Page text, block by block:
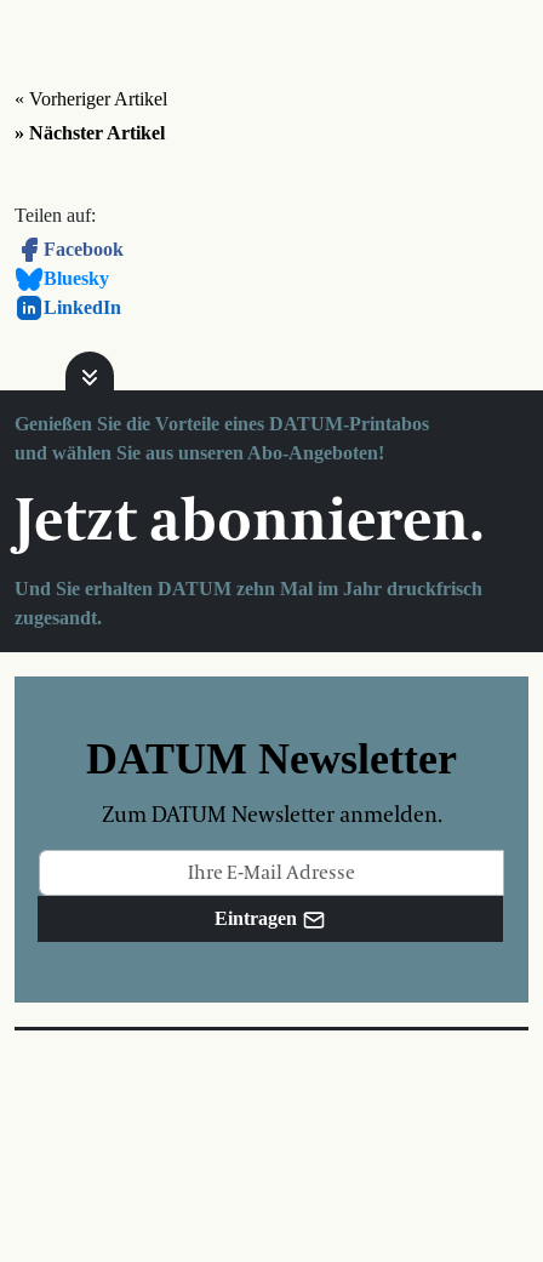
« Vorheriger Artikel
» Nächster Artikel
Teilen auf:
Facebook
Bluesky
LinkedIn
Genießen Sie die Vorteile eines DATUM-Printabos
und wählen Sie aus unseren Abo-Angeboten!
Jetzt abonnieren.
Und Sie erhalten DATUM zehn Mal im Jahr druckfrisch
zugesandt.
DATUM Newsletter
Zum DATUM Newsletter anmelden.
Eintragen